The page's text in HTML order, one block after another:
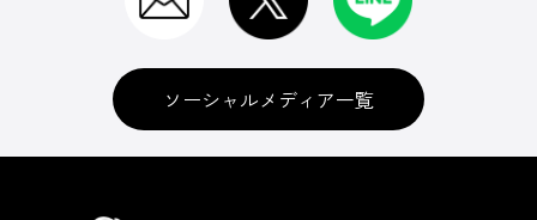
ソーシャルメディア一覧